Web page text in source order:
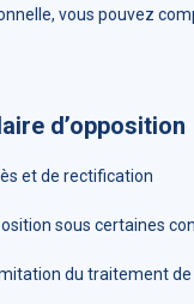
vous pouvez
d’opposition
et de rectification
sous certaines
du traitement de